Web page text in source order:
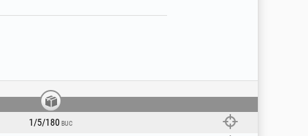
fir este optimizat pentru a oferi un
firului și protejând angrenajele
1/5/180BUC